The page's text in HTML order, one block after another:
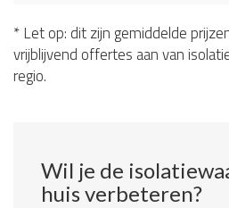
* Let op: dit zijn gemiddelde
vrijblijvend offertes aan van
regio.
Wil je de
huis verbeteren?